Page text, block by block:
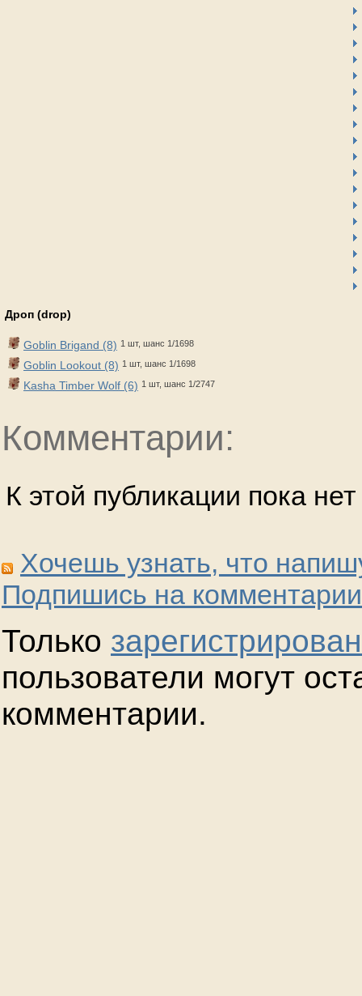
Дроп (drop)
Goblin Brigand (8) 1 шт, шанс 1/1698
Goblin Lookout (8) 1 шт, шанс 1/1698
Kasha Timber Wolf (6) 1 шт, шанс 1/2747
Комментарии:
К этой публикации пока
Хочешь узнать, что
Подпишись на
Только
пользователи могут
комментарии.